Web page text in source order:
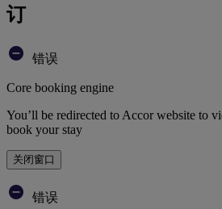
订
错误
Core booking engine
You’ll be redirected to Accor website to
book your stay
关闭窗口
错误